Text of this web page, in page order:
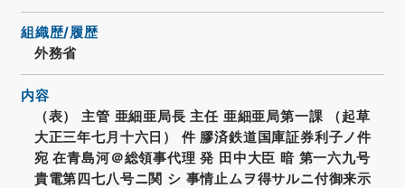
組織歴/履歴
外務省
内容
（表） 主管 亜細亜局長 主任 亜細亜局第一課 （起草
大正三年七月十六日） 件 膠済鉄道国庫証券利子ノ件
宛 在青島河＠総領事代理 発 田中大臣 暗 第一六九号
貴電第四七八号ニ関 シ 事情止ムヲ得サルニ付御来示